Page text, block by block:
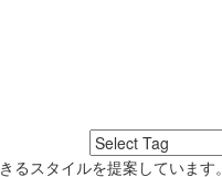
スタイルを提案しています。